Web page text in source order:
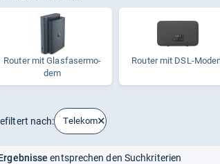
Rou­ter mit Glas­fa­ser­mo­
dem
Rou­ter mit DSL-​
nach: Telekom
entsprechen den Suchkriterien